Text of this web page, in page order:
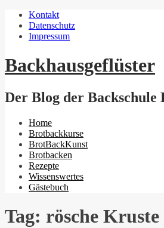
Kontakt
Datenschutz
Impressum
Backhausgeflüster
Der Blog der
MenuHome
Brotbackkurse
BrotBackKunst
Brotbacken
Rezepte
Wissenswertes
Gästebuch
Tag: rösche Kruste